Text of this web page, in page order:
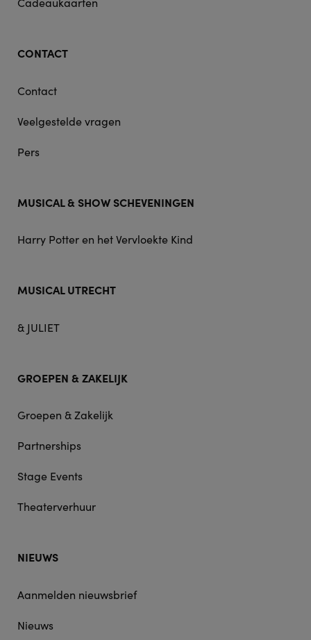
CONTACT
Contact
Veelgestelde vragen
Pers
MUSICAL & SHOW SCHEVENINGEN
Harry Potter en het Vervloekte Kind
MUSICAL UTRECHT
& JULIET
GROEPEN & ZAKELIJK
Groepen & Zakelijk
Partnerships
Stage Events
Theaterverhuur
NIEUWS
Aanmelden nieuwsbrief
Nieuws